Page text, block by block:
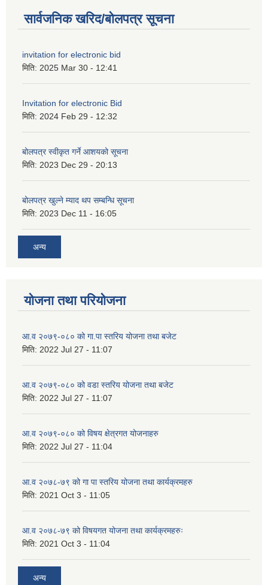
सार्वजनिक खरिद/बोलपत्र सूचना
invitation for electronic bid
मिति: 2025 Mar 30 - 12:41
Invitation for electronic Bid
मिति: 2024 Feb 29 - 12:32
बोलपत्र स्वीकृत गर्ने आशयको सूचना
मिति: 2023 Dec 29 - 20:13
बोलपत्र खुल्ने म्याद थप सम्बन्धि सूचना
मिति: 2023 Dec 11 - 16:05
अन्य
योजना तथा परियोजना
आ.व २०७९-०८० को गा.पा स्तरिय योजना तथा बजेट
मिति: 2022 Jul 27 - 11:07
आ.व २०७९-०८० को वडा स्तरिय योजना तथा बजेट
मिति: 2022 Jul 27 - 11:07
आ.व २०७९-०८० को विषय क्षेत्रगत योजनाहरु
मिति: 2022 Jul 27 - 11:04
आ.व २०७८-७९ को गा पा स्तरिय योजना तथा कार्यक्रमहरु
मिति: 2021 Oct 3 - 11:05
आ.व २०७८-७९ को विषयगत योजना तथा कार्यक्रमहरुः
मिति: 2021 Oct 3 - 11:04
अन्य